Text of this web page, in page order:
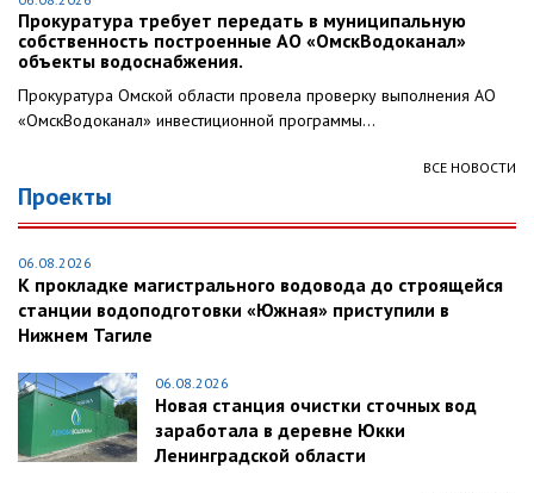
Прокуратура требует передать в муниципальную
собственность построенные АО «ОмскВодоканал»
объекты водоснабжения.
Прокуратура Омской области провела проверку выполнения АО
«ОмскВодоканал» инвестиционной программы...
ВСЕ НОВОСТИ
Проекты
06.08.2026
К прокладке магистрального водовода до строящейся
станции водоподготовки «Южная» приступили в
Нижнем Тагиле
06.08.2026
Новая станция очистки сточных вод
заработала в деревне Юкки
Ленинградской области